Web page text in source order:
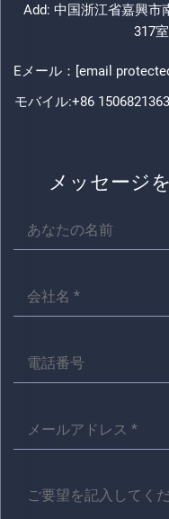
Add: 中国浙江省嘉興市
317
Eメール： [email
モバイル:+86
メッセージ